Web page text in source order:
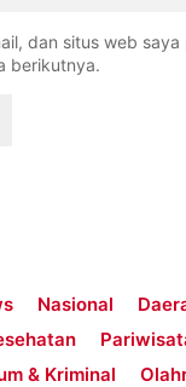
dan situs web
berikutnya.
Nasional
& Kriminal